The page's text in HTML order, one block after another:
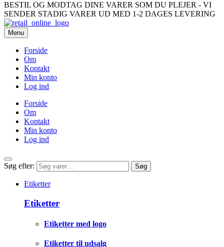
BESTIL OG MODTAG DINE VARER SOM DU PLEJER - VI
SENDER STADIG VARER UD MED 1-2 DAGES LEVERING
Menu
Forside
Om
Kontakt
Min konto
Log ind
Forside
Om
Kontakt
Min konto
Log ind
Søg efter: Søg
Etiketter
Etiketter
Etiketter med logo
Etiketter til udsalg